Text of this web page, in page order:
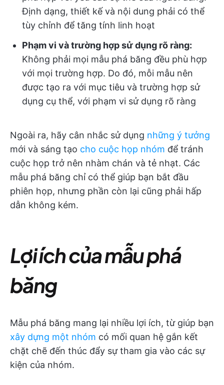
Định dạng, thiết kế và nội dung phải có thể
tùy chỉnh để tăng tính linh hoạt
Phạm vi và trường hợp sử dụng rõ ràng:
Không phải mọi mẫu phá băng đều phù hợp
với mọi trường hợp. Do đó, mỗi mẫu nên
được tạo ra với mục tiêu và trường hợp sử
dụng cụ thể, với phạm vi sử dụng rõ ràng
Ngoài ra, hãy cân nhắc sử dụng những ý tưởng
mới và sáng tạo cho cuộc họp nhóm để tránh
cuộc họp trở nên nhàm chán và tẻ nhạt. Các
mẫu phá băng chỉ có thể giúp bạn bắt đầu
phiên họp, nhưng phần còn lại cũng phải hấp
dẫn không kém.
Lợi ích của mẫu phá
băng
Mẫu phá băng mang lại nhiều lợi ích, từ giúp bạn
xây dựng một nhóm có mối quan hệ gắn kết
chặt chẽ đến thúc đẩy sự tham gia vào các sự
kiện của nhóm.